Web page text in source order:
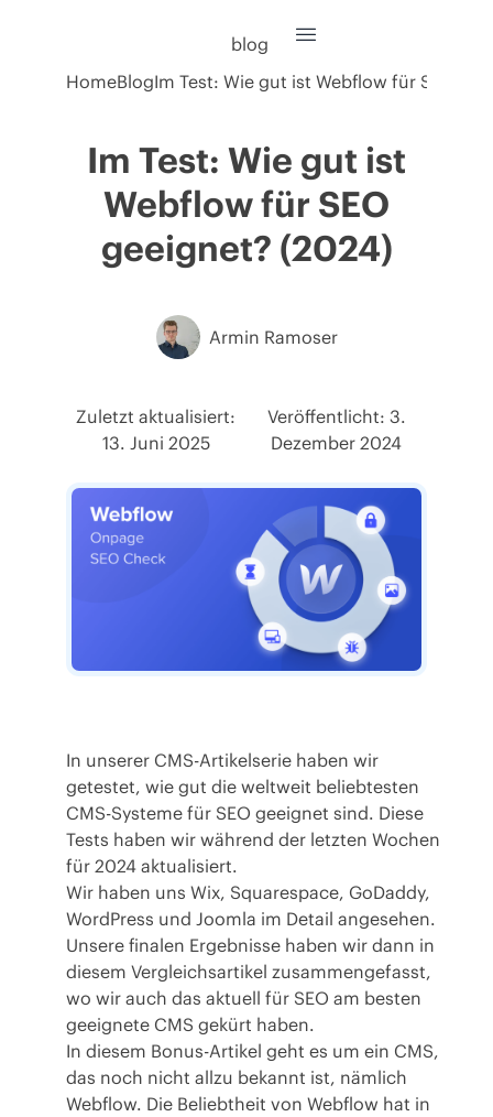
blog
HomeBlogIm Test: Wie gut ist Webflow für SEO
Im Test: Wie gut ist
Webflowfür SEO
geeignet? (2024)
Armin Ramoser
Zuletzt aktualisiert:
13. Juni 2025
Veröffentlicht: 3.
Dezember 2024
In unserer CMS-Artikelserie haben wir
getestet, wie gut die weltweit beliebtesten
CMS-Systeme für SEO geeignet sind. Diese
Tests haben wir während der letzten Wochen
für 2024 aktualisiert.
Wir haben uns Wix, Squarespace, GoDaddy,
WordPress und Joomla im Detail angesehen.
Unsere finalen Ergebnisse haben wir dann in
diesem Vergleichsartikel zusammengefasst,
wo wir auch das aktuell für SEO am besten
geeignete CMS gekürt haben.
In diesem Bonus-Artikel geht es um ein CMS,
das noch nicht allzu bekannt ist, nämlich
Webflow. Die Beliebtheit von Webflow hat in